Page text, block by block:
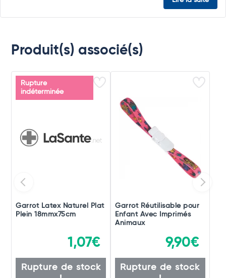
Produit(s) associé(s)
Rupture
indéterminée
Garrot Latex Naturel Plat
Plein 18mmx75cm
1,07€
Rupture de stock
Garrot Réutilisable pour
Enfant Avec Imprimés
Animaux
9,90€
Rupture de stock